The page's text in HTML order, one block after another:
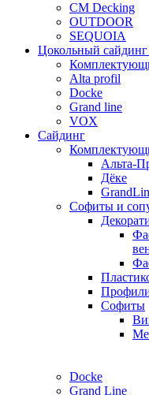
CM Decking
OUTDOOR
SEQUOIA
Цокольный
Alta profil
Docke
Grand line
VOX
Сайдинг
Альта-
Дёке
Софиты и
Софиты
Docke
Grand Line